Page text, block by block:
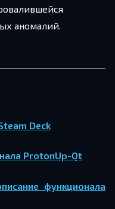
аномалий.
Deck
ProtonUp-Qt
функционала